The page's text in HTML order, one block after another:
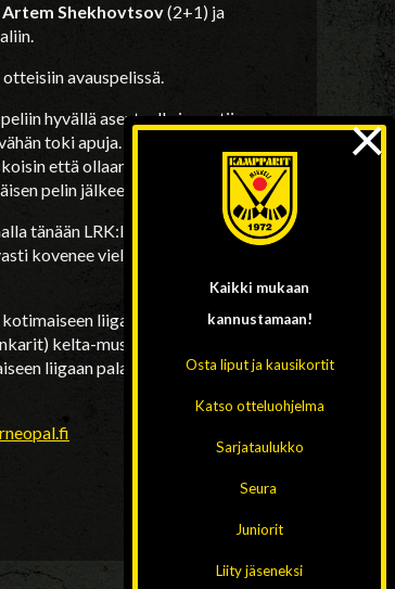
Artem Shekhovtsov(2+1) ja
avauspelissä.
hyvällä asenteella ja saatiin
toki apuja. Henkisellä
että ollaan aika hyvin sillä
pelin jälkeen.
tänään LRK:lle tiukan
kovenee vielä tuntuvasti kun
liigaan ”palanneen”
kelta-mustissa peliasuissa.
liigaan palaaja pelimies on
Kaikki mukaan
kannustamaan!
Osta liput ja kausikortit
Katso otteluohjelma
Sarjataulukko
Seura
Juniorit
Liity jäseneksi
×